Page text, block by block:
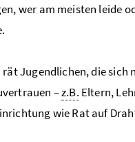
wer am meisten leide
rät Jugendlichen, die sich
–z.B. Eltern,
wie Rat auf